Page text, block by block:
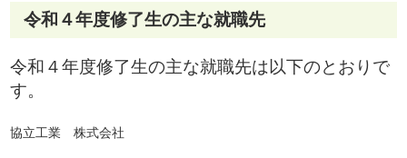
令和４年度修了生の主な就職先
令和４年度修了生の主な就職先は以下のとおりで
す。
協立工業 株式会社